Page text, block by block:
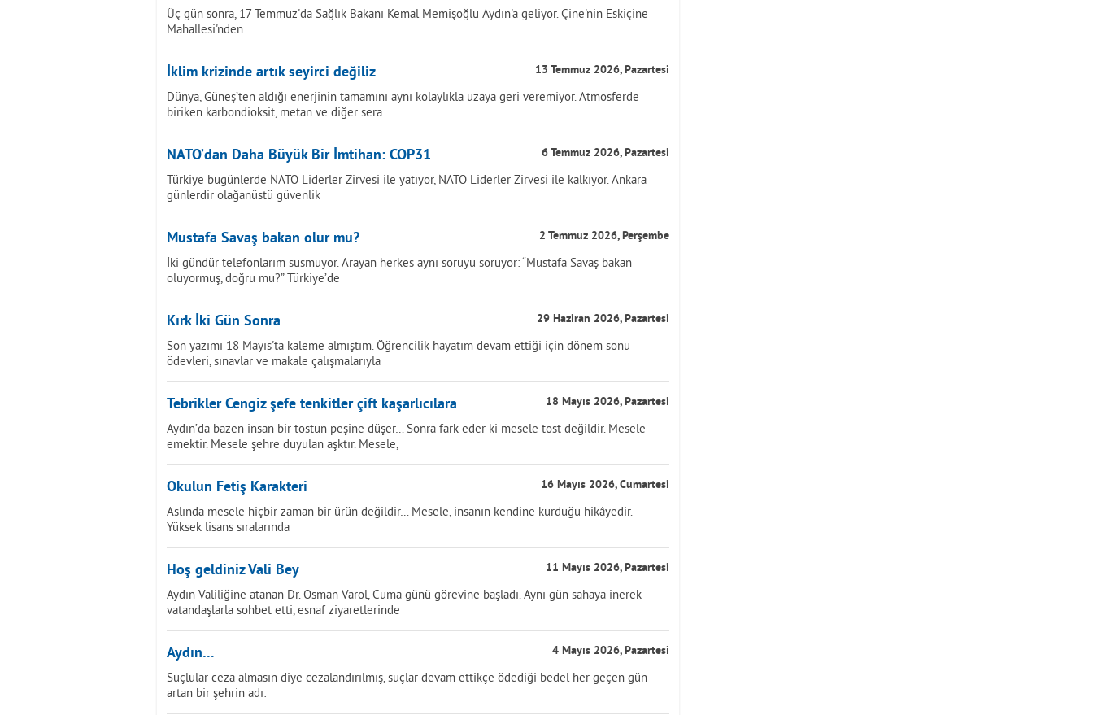
Üç gün sonra, 17 Temmuz'da Sağlık Bakanı Kemal Memişoğlu Aydın'a geliyor. Çine'nin Eskiçine
Mahallesi'nden
İklim krizinde artık seyirci değiliz 13 Temmuz 2026, Pazartesi
Dünya, Güneş’ten aldığı enerjinin tamamını aynı kolaylıkla uzaya geri veremiyor. Atmosferde
biriken karbondioksit, metan ve diğer sera
NATO’dan Daha Büyük Bir İmtihan: COP31 6 Temmuz 2026, Pazartesi
Türkiye bugünlerde NATO Liderler Zirvesi ile yatıyor, NATO Liderler Zirvesi ile kalkıyor. Ankara
günlerdir olağanüstü güvenlik
Mustafa Savaş bakan olur mu? 2 Temmuz 2026, Perşembe
İki gündür telefonlarım susmuyor. Arayan herkes aynı soruyu soruyor: “Mustafa Savaş bakan
oluyormuş, doğru mu?” Türkiye’de
Kırk İki Gün Sonra 29 Haziran 2026, Pazartesi
Son yazımı 18 Mayıs'ta kaleme almıştım. Öğrencilik hayatım devam ettiği için dönem sonu
ödevleri, sınavlar ve makale çalışmalarıyla
Tebrikler Cengiz şefe tenkitler çift kaşarlıcılara 18 Mayıs 2026, Pazartesi
Aydın’da bazen insan bir tostun peşine düşer… Sonra fark eder ki mesele tost değildir. Mesele
emektir. Mesele şehre duyulan aşktır. Mesele,
Okulun Fetiş Karakteri 16 Mayıs 2026, Cumartesi
Aslında mesele hiçbir zaman bir ürün değildir… Mesele, insanın kendine kurduğu hikâyedir.
Yüksek lisans sıralarında
Hoş geldiniz Vali Bey 11 Mayıs 2026, Pazartesi
Aydın Valiliğine atanan Dr. Osman Varol, Cuma günü görevine başladı. Aynı gün sahaya inerek
vatandaşlarla sohbet etti, esnaf ziyaretlerinde
Aydın… 4 Mayıs 2026, Pazartesi
Suçlular ceza almasın diye cezalandırılmış, suçlar devam ettikçe ödediği bedel her geçen gün
artan bir şehrin adı: